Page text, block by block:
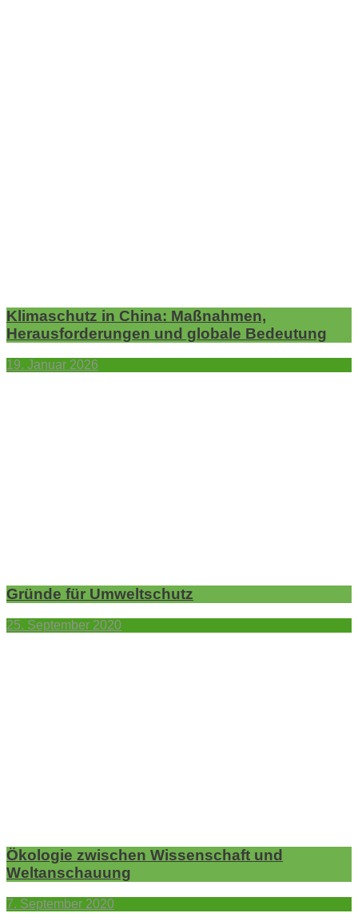
Klimaschutz in China: Maßnahmen,
Herausforderungen und globale Bedeutung
19. Januar 2026
Gründe für Umweltschutz
25. September 2020
Ökologie zwischen Wissenschaft und
Weltanschauung
7. September 2020